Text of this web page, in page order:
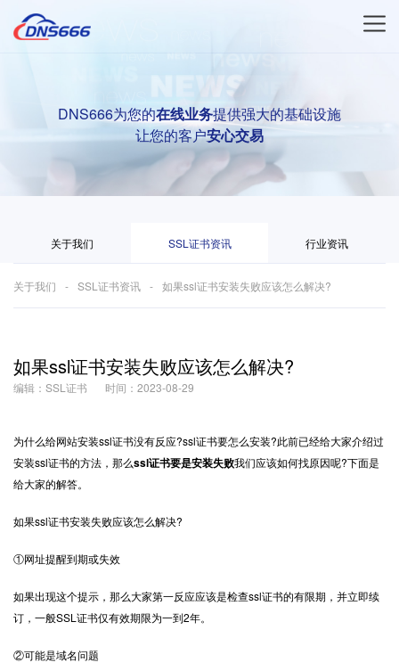
DNS666为您的在线业务提供强大的基础设施
让您的客户安心交易
关于我们 SSL证书资讯 行业资讯
关于我们 SSL证书资讯 如果ssl证书安装失败应该怎么解决?
如果ssl证书安装失败应该怎么解决?
编辑：SSL证书 时间：2023-08-29
为什么给网站安装ssl证书没有反应?ssl证书要怎么安装?此前已经给大家介绍过
安装ssl证书的方法，那么ssl证书要是安装失败我们应该如何找原因呢?下面是
给大家的解答。
如果ssl证书安装失败应该怎么解决?
①网址提醒到期或失效
如果出现这个提示，那么大家第一反应应该是检查ssl证书的有限期，并立即续
订，一般SSL证书仅有效期限为一到2年。
②可能是域名问题